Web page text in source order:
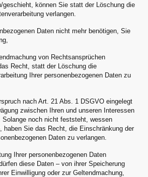
geschieht, können Sie statt der Löschung die
verlangen.
Daten nicht mehr benötigen, Sie
von Rechtsansprüchen
Recht, statt der Löschung die
Ihrer personenbezogenen Daten zu
nach Art. 21 Abs. 1 DSGVO eingelegt
zwischen Ihren und unseren Interessen
Solange noch nicht feststeht, wessen
haben Sie das Recht, die Einschränkung der
Daten zu verlangen.
Ihrer personenbezogenen Daten
diese Daten – von ihrer Speicherung
Einwilligung oder zur Geltendmachung,